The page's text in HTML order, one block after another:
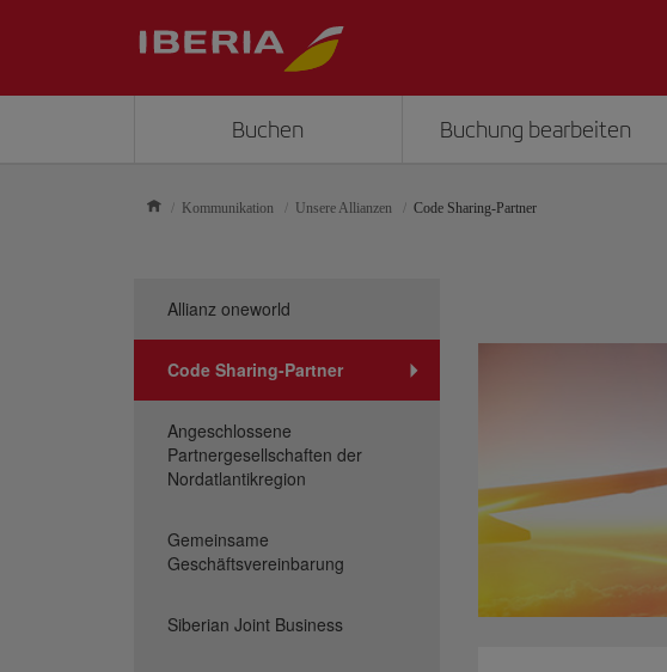
Buchen Buchung bearbeiten
Kommunikation Unsere Allianzen Code Sharing-Partner
Allianz oneworld
Code Sharing-Partner
Angeschlossene
Partnergesellschaften der
Nordatlantikregion
Gemeinsame
Geschäftsvereinbarung
Siberian Joint Business